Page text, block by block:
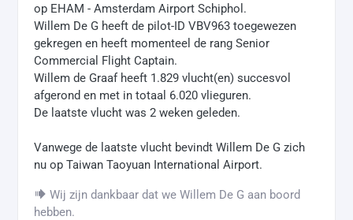
op EHAM - Amsterdam Airport Schiphol.
Willem De G heeft de pilot-ID VBV963 toegewezen
gekregen en heeft momenteel de rang Senior
Commercial Flight Captain.
Willem de Graaf heeft 1.829 vlucht(en) succesvol
afgerond en met in totaal 6.020 vlieguren.
De laatste vlucht was 2 weken geleden.
Vanwege de laatste vlucht bevindt Willem De G zich
nu op Taiwan Taoyuan International Airport.
Wij zijn dankbaar dat we Willem De G aan boord
hebben.